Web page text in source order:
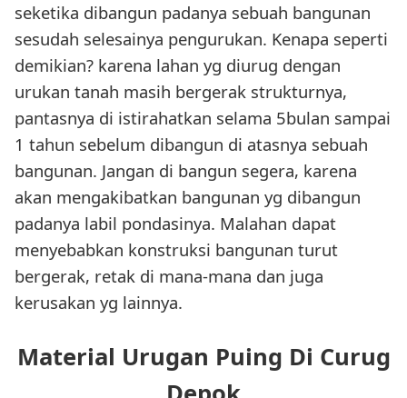
seketika dibangun padanya sebuah bangunan
sesudah selesainya pengurukan. Kenapa seperti
demikian? karena lahan yg diurug dengan
urukan tanah masih bergerak strukturnya,
pantasnya di istirahatkan selama 5bulan sampai
1 tahun sebelum dibangun di atasnya sebuah
bangunan. Jangan di bangun segera, karena
akan mengakibatkan bangunan yg dibangun
padanya labil pondasinya. Malahan dapat
menyebabkan konstruksi bangunan turut
bergerak, retak di mana-mana dan juga
kerusakan yg lainnya.
Material Urugan Puing Di Curug